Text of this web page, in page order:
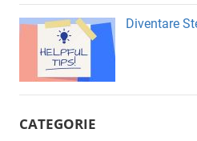
Diventare
CATEGORIE